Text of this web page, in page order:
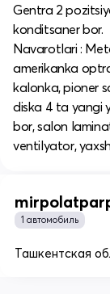
Gentra 2
konditsaner bor.
Navarotlari :
amerikanka
kalonka, pioner
diska 4 ta yangi
bor, salon
ventilyator,
1 автомобиль
Ташкентская